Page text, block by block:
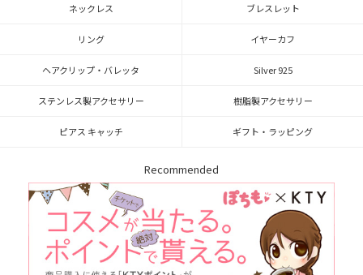
ネックレス ブレスレット
リング イヤーカフ
ヘアクリップ・バレッタ Silver 925
ステンレス製アクセサリー 樹脂製アクセサリー
ピアス キャッチ ギフト・ラッピング
Recommended